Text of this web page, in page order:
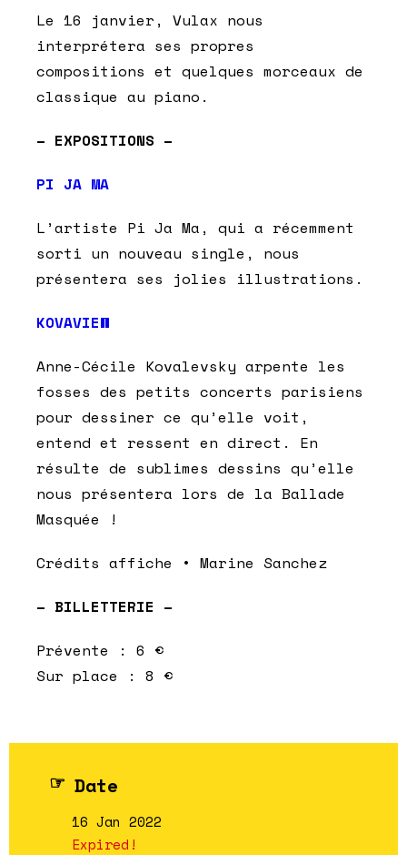
Le 16 janvier, Vulax nous
interprétera ses propres
compositions et quelques morceaux de
classique au piano.
– EXPOSITIONS –
PI JA MA
L’artiste Pi Ja Ma, qui a récemment
sorti un nouveau single, nous
présentera ses jolies illustrations.
KOVAVIEW
Anne-Cécile Kovalevsky arpente les
fosses des petits concerts parisiens
pour dessiner ce qu’elle voit,
entend et ressent en direct. En
résulte de sublimes dessins qu’elle
nous présentera lors de la Ballade
Masquée !
Crédits affiche • Marine Sanchez
– BILLETTERIE –
Prévente : 6 €
Sur place : 8 €
Date
16 Jan 2022
Expired!